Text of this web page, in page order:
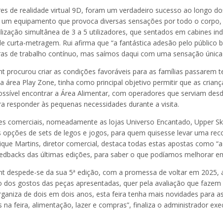
de realidade virtual 9D, foram um verdadeiro sucesso ao longo
equipamento que provoca diversas sensações por todo o
simultânea de 3 a 5 utilizadores, que sentados em cabines
curta-metragem. Rui afirma que “a fantástica adesão pelo
de trabalho contínuo, mas saímos daqui com uma sensação
procurou criar as condições favoráveis para as famílias
área Play Zone, tinha como principal objetivo permitir que as
encontrar a Área Alimentar, com operadores que serviam
responder às pequenas necessidades durante a visita.
comerciais, nomeadamente as lojas Universo Encantado, Upper
opções de sets de legos e jogos, para quem quisesse levar uma
Martins, diretor comercial, destaca todas estas apostas como
das últimas edições, para saber o que podíamos melhorar
despede-se da sua 5ª edição, com a promessa de voltar em
dos gostos das peças apresentadas, quer pela avaliação que
de dois em dois anos, esta feira tenha mais novidades para
na feira, alimentação, lazer e compras”, finaliza o administrador